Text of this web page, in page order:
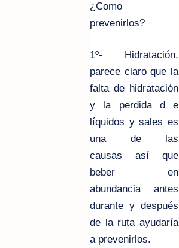
¿Como
prevenirlos?
1º- Hidratación,
parece claro que la
falta de hidratación
y la perdida d e
líquidos y sales es
una de las
causas así que
beber en
abundancia antes
durante y después
de la ruta ayudaría
a prevenirlos.